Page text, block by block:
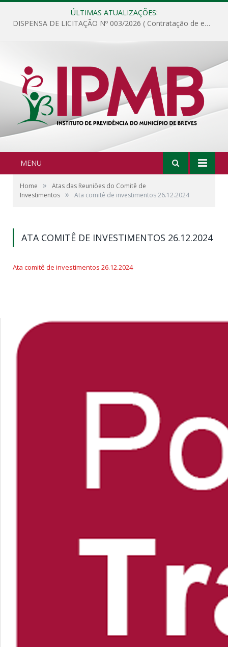
ÚLTIMAS ATUALIZAÇÕES:
DISPENSA DE LICITAÇÃO Nº 003/2026 ( Contratação de empresa para fornecimento de gêneros alimentícios não perecíveis, materiais de expediente, descartáveis, copa e cozinha, para análise e posterior publicação.)
MENU
Home »
Atas das Reuniões do Comitê de
Investimentos » Ata comitê de investimentos 26.12.2024
ATA COMITÊ DE INVESTIMENTOS 26.12.2024
Ata comitê de investimentos 26.12.2024